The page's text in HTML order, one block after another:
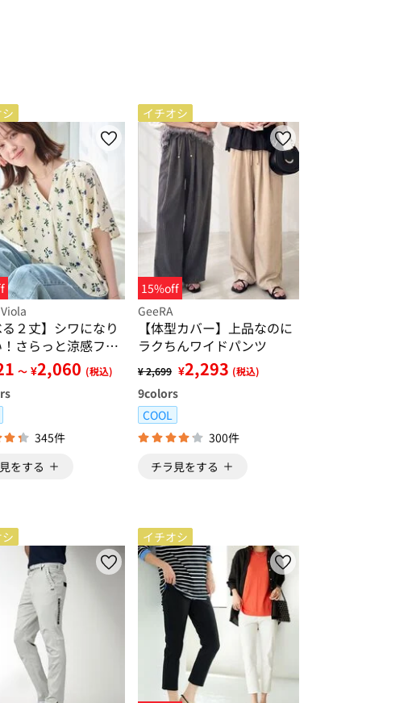
る２丈】シワになり
さらっと涼感フレ
ブブラウス
～ ¥2,060 (税込)
345件
をする
イチオシ
15%off
GeeRA
【体型カバー】上品なのに
ラクちんワイドパンツ
¥ 2,699 ¥2,293 (税込)
9colors
COOL
300件
チラ見をする
イチオシ